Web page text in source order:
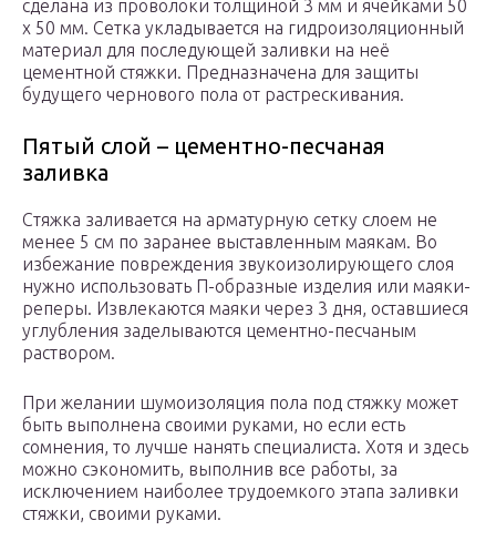
сделана из проволоки толщиной 3 мм и ячейками 50
х 50 мм. Сетка укладывается на гидроизоляционный
материал для последующей заливки на неё
цементной стяжки. Предназначена для защиты
будущего чернового пола от растрескивания.
Пятый слой – цементно-песчаная
заливка
Стяжка заливается на арматурную сетку слоем не
менее 5 см по заранее выставленным маякам. Во
избежание повреждения звукоизолирующего слоя
нужно использовать П-образные изделия или маяки-
реперы. Извлекаются маяки через 3 дня, оставшиеся
углубления заделываются цементно-песчаным
раствором.
При желании шумоизоляция пола под стяжку может
быть выполнена своими руками, но если есть
сомнения, то лучше нанять специалиста. Хотя и здесь
можно сэкономить, выполнив все работы, за
исключением наиболее трудоемкого этапа заливки
стяжки, своими руками.